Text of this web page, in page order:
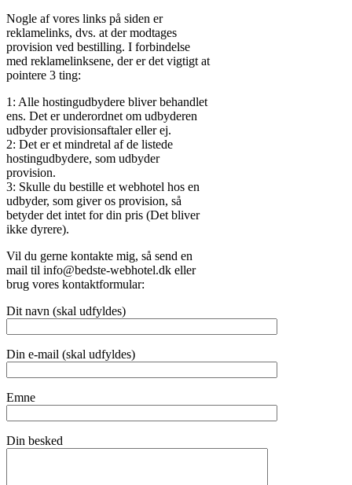
Nogle af vores links på siden er
reklamelinks, dvs. at der modtages
provision ved bestilling. I forbindelse
med reklamelinksene, der er det vigtigt at
pointere 3 ting:
1: Alle hostingudbydere bliver behandlet
ens. Det er underordnet om udbyderen
udbyder provisionsaftaler eller ej.
2: Det er et mindretal af de listede
hostingudbydere, som udbyder
provision.
3: Skulle du bestille et webhotel hos en
udbyder, som giver os provision, så
betyder det intet for din pris (Det bliver
ikke dyrere).
Vil du gerne kontakte mig, så send en
mail til info@bedste-webhotel.dk eller
brug vores kontaktformular:
Dit navn (skal udfyldes)
Din e-mail (skal udfyldes)
Emne
Din besked